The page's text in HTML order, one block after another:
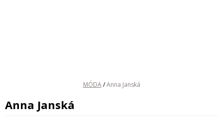
MÓDA / Anna Janská
Anna Janská